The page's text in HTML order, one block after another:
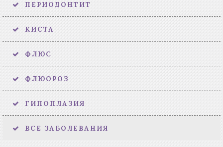
ПЕРИОДОНТИТ
КИСТА
ФЛЮС
ФЛЮОРОЗ
ГИПОПЛАЗИЯ
ВСЕ ЗАБОЛЕВАНИЯ